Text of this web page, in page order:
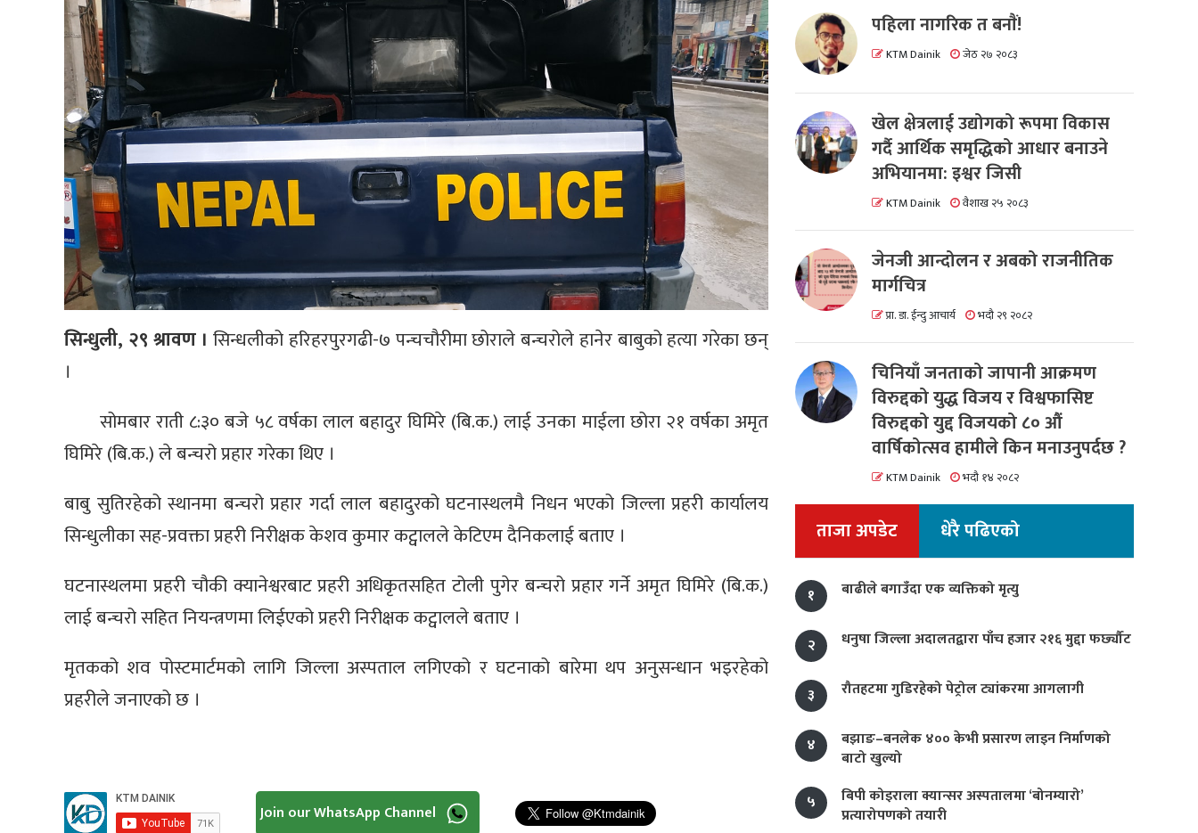
सिन्धुली, २९ श्रावण । सिन्धलीको हरिहरपुरगढी-७ पन्चचौरीमा छोराले बन्चरोले हानेर बाबुको हत्या गरेका छन्
।
सोमबार राती ८:३० बजे ५८ वर्षका लाल बहादुर घिमिरे (बि.क.) लाई उनका माईला छोरा २१ वर्षका अमृत
घिमिरे (बि.क.) ले बन्चरो प्रहार गरेका थिए ।
बाबु सुतिरहेको स्थानमा बन्चरो प्रहार गर्दा लाल बहादुरको घटनास्थलमै निधन भएको जिल्ला प्रहरी कार्यालय
सिन्धुलीका सह-प्रवक्ता प्रहरी निरीक्षक केशव कुमार कट्वालले केटिएम दैनिकलाई बताए ।
घटनास्थलमा प्रहरी चौकी क्यानेश्वरबाट प्रहरी अधिकृतसहित टोली पुगेर बन्चरो प्रहार गर्ने अमृत घिमिरे (बि.क.)
लाई बन्चरो सहित नियन्त्रणमा लिईएको प्रहरी निरीक्षक कट्वालले बताए ।
मृतकको शव पोस्टमार्टमको लागि जिल्ला अस्पताल लगिएको र घटनाको बारेमा थप अनुसन्धान भइरहेको
प्रहरीले जनाएको छ ।
Join our WhatsApp Channel
पहिला नागरिक त बनाैं!
KTM Dainik जेठ २७ २०८३
खेल क्षेत्रलाई उद्योगको रूपमा विकास
गर्दै आर्थिक समृद्धिको आधार बनाउने
अभियानमा: इश्वर जिसी
KTM Dainik वैशाख २५ २०८३
जेनजी आन्दोलन र अबको राजनीतिक
मार्गचित्र
प्रा. डा. ईन्दु आचार्य भदौ २९ २०८२
चिनियाँ जनताको जापानी आक्रमण
विरुद्दको युद्ध विजय र विश्वफासिष्ट
विरुद्दको युद्द विजयको ८० औं
वार्षिकोत्सव हामीले किन मनाउनुपर्दछ ?
KTM Dainik भदौ १४ २०८२
ताजा अपडेट धेरै पढिएको
१ बाढीले बगाउँदा एक व्यक्तिको मृत्यु
२ धनुषा जिल्ला अदालतद्वारा पाँच हजार २१६ मुद्दा फर्छ्यौट
३ रौतहटमा गुडिरहेको पेट्रोल ट्यांकरमा आगलागी
४
बझाङ–बनलेक ४०० केभी प्रसारण लाइन निर्माणको
बाटो खुल्यो
५
बिपी कोइराला क्यान्सर अस्पतालमा ‘बोनम्यारो’
प्रत्यारोपणको तयारी